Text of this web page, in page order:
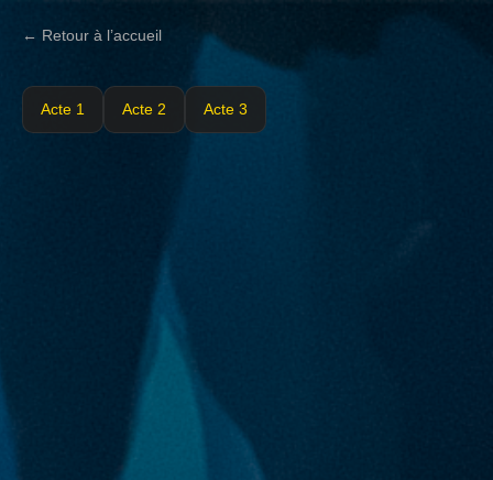
← Retour à l’accueil
Acte 1 Acte 2 Acte 3